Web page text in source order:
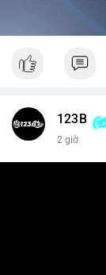
123B
2 giờ